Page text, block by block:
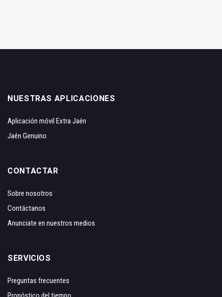
NUESTRAS APLICACIONES
Aplicación móvil Extra Jaén
Jaén Genuino
CONTACTAR
Sobre nosotros
Contáctanos
Anunciate en nuestros medios
SERVICIOS
Preguntas frecuentes